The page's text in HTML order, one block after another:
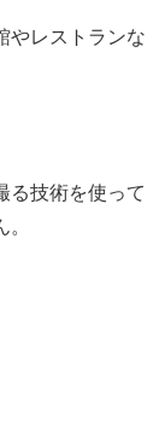
やレストランな
る技術を使って